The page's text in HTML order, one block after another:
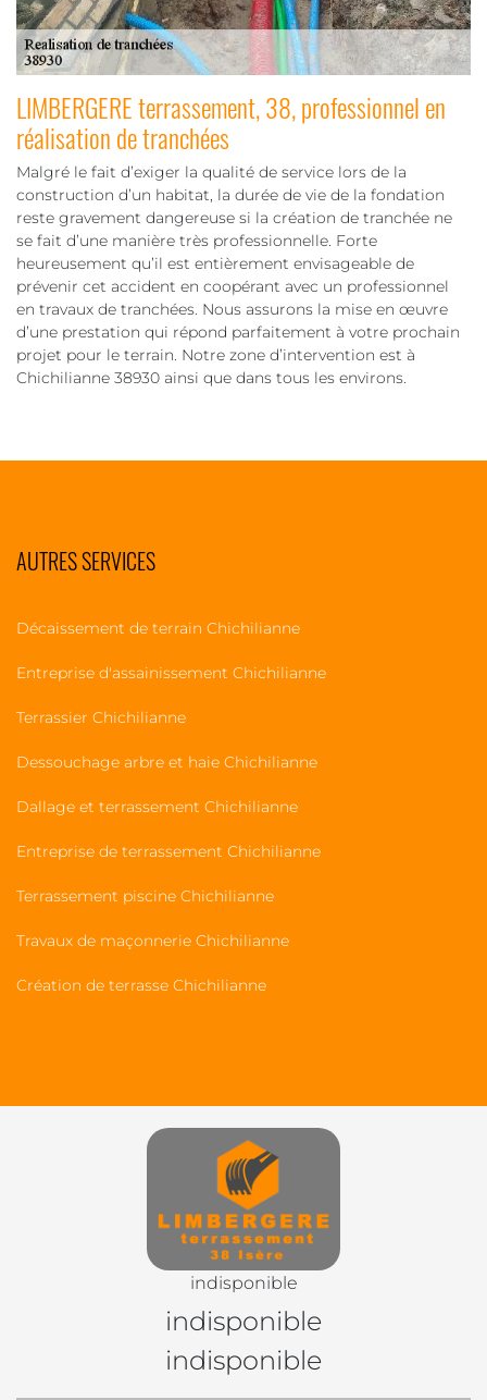
LIMBERGERE terrassement, 38, professionnel en
réalisation de tranchées
Malgré le fait d’exiger la qualité de service lors de la
construction d’un habitat, la durée de vie de la fondation
reste gravement dangereuse si la création de tranchée ne
se fait d’une manière très professionnelle. Forte
heureusement qu’il est entièrement envisageable de
prévenir cet accident en coopérant avec un professionnel
en travaux de tranchées. Nous assurons la mise en œuvre
d’une prestation qui répond parfaitement à votre prochain
projet pour le terrain. Notre zone d’intervention est à
Chichilianne 38930 ainsi que dans tous les environs.
AUTRES SERVICES
Décaissement de terrain Chichilianne
Entreprise d'assainissement Chichilianne
Terrassier Chichilianne
Dessouchage arbre et haie Chichilianne
Dallage et terrassement Chichilianne
Entreprise de terrassement Chichilianne
Terrassement piscine Chichilianne
Travaux de maçonnerie Chichilianne
Création de terrasse Chichilianne
indisponible
indisponible
indisponible